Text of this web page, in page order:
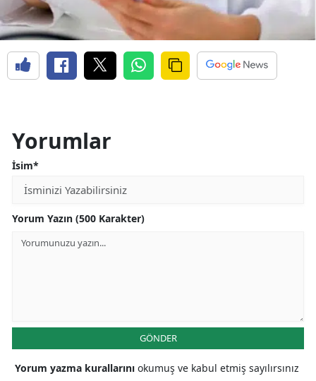
Yorumlar
İsim*
Yorum Yazın (500 Karakter)
GÖNDER
Yorum yazma kurallarını okumuş ve kabul etmiş sayılırsınız